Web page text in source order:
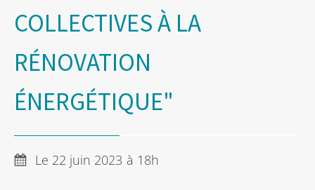
COLLECTIVES À LA
RÉNOVATION
ÉNERGÉTIQUE"
Le 22 juin 2023 à 18h